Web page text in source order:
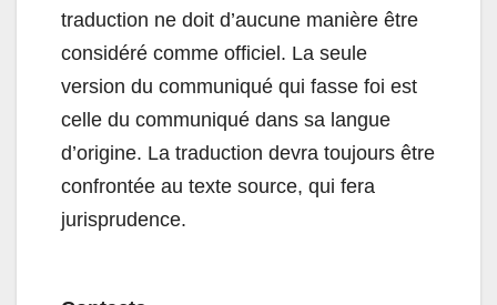
traduction ne doit d’aucune manière être
considéré comme officiel. La seule
version du communiqué qui fasse foi est
celle du communiqué dans sa langue
d’origine. La traduction devra toujours être
confrontée au texte source, qui fera
jurisprudence.